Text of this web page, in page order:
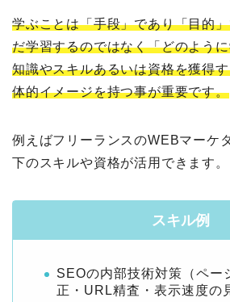
学ぶことは「手段」であり「目的
だ学習するのではなく「どのよう
知識やスキルあるいは資格を獲得
体的イメージを持つ事が重要です。
例えばフリーランスのWEBマーケ
下のスキルや資格が活用できます。
スキル例
SEOの内部技術対策（ペー
正・URL精査・表示速度の